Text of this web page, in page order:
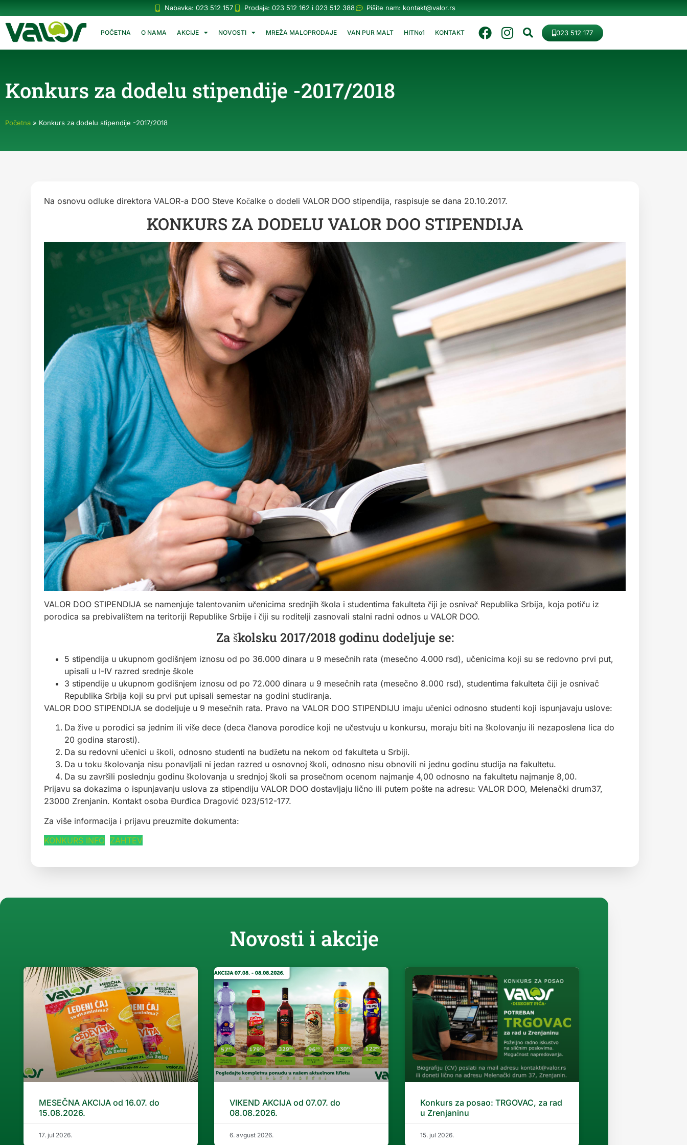
Nabavka: 023 512 157 Prodaja: 023 512 162 i 023 512 388 Pišite nam: kontakt@valor.rs
POČETNA O NAMA AKCIJE NOVOSTI MREŽA MALOPRODAJE VAN PUR MALT HITNo1 KONTAKT 023 512 177
Konkurs za dodelu stipendije -2017/2018
Početna » Konkurs za dodelu stipendije -2017/2018
Na osnovu odluke direktora VALOR-a DOO Steve Kočalke o dodeli VALOR DOO stipendija, raspisuje se dana 20.10.2017.
KONKURS ZA DODELU VALOR DOO STIPENDIJA
VALOR DOO STIPENDIJA se namenjuje talentovanim učenicima srednjih škola i studentima fakulteta čiji je osnivač Republika Srbija, koja potiču iz
porodica sa prebivalištem na teritoriji Republike Srbije i čiji su roditelji zasnovali stalni radni odnos u VALOR DOO.
Za školsku 2017/2018 godinu dodeljuje se:
5 stipendija u ukupnom godišnjem iznosu od po 36.000 dinara u 9 mesečnih rata (mesečno 4.000 rsd), učenicima koji su se redovno prvi put,
upisali u I-IV razred srednje škole
3 stipendije u ukupnom godišnjem iznosu od po 72.000 dinara u 9 mesečnih rata (mesečno 8.000 rsd), studentima fakulteta čiji je osnivač
Republika Srbija koji su prvi put upisali semestar na godini studiranja.
VALOR DOO STIPENDIJA se dodeljuje u 9 mesečnih rata. Pravo na VALOR DOO STIPENDIJU imaju učenici odnosno studenti koji ispunjavaju uslove:
Da žive u porodici sa jednim ili više dece (deca članova porodice koji ne učestvuju u konkursu, moraju biti na školovanju ili nezaposlena lica do
20 godina starosti).
Da su redovni učenici u školi, odnosno studenti na budžetu na nekom od fakulteta u Srbiji.
Da u toku školovanja nisu ponavljali ni jedan razred u osnovnoj školi, odnosno nisu obnovili ni jednu godinu studija na fakultetu.
Da su završili poslednju godinu školovanja u srednjoj školi sa prosečnom ocenom najmanje 4,00 odnosno na fakultetu najmanje 8,00.
Prijavu sa dokazima o ispunjavanju uslova za stipendiju VALOR DOO dostavljaju lično ili putem pošte na adresu: VALOR DOO, Melenački drum37,
23000 Zrenjanin. Kontakt osoba Đurđica Dragović 023/512-177.
Za više informacija i prijavu preuzmite dokumenta:
KONKURS INFO ZAHTEV
Novosti i akcije
MESEČNA AKCIJA od 16.07. do
15.08.2026.
17. jul 2026.
VIKEND AKCIJA od 07.07. do
08.08.2026.
6. avgust 2026.
Konkurs za posao: TRGOVAC, za rad
u Zrenjaninu
15. jul 2026.